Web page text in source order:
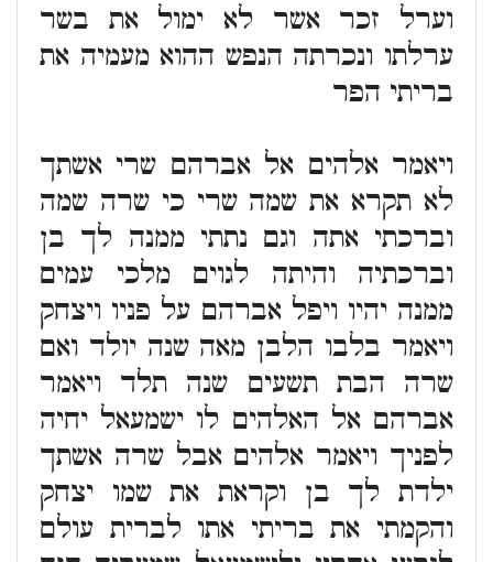
וערל זכר אשר לא ימול את בשר
ערלתו ונכרתה הנפש ההוא מעמיה את
בריתי הפר
ויאמר אלהים אל אברהם שרי אשתך
לא תקרא את שמה שרי כי שרה שמה
וברכתי אתה וגם נתתי ממנה לך בן
וברכתיה והיתה לגוים מלכי עמים
ממנה יהיו ויפל אברהם על פניו ויצחק
ויאמר בלבו הלבן מאה שנה יולד ואם
שרה הבת תשעים שנה תלד ויאמר
אברהם אל האלהים לו ישמעאל יחיה
לפניך ויאמר אלהים אבל שרה אשתך
ילדת לך בן וקראת את שמו יצחק
והקמתי את בריתי אתו לברית עולם